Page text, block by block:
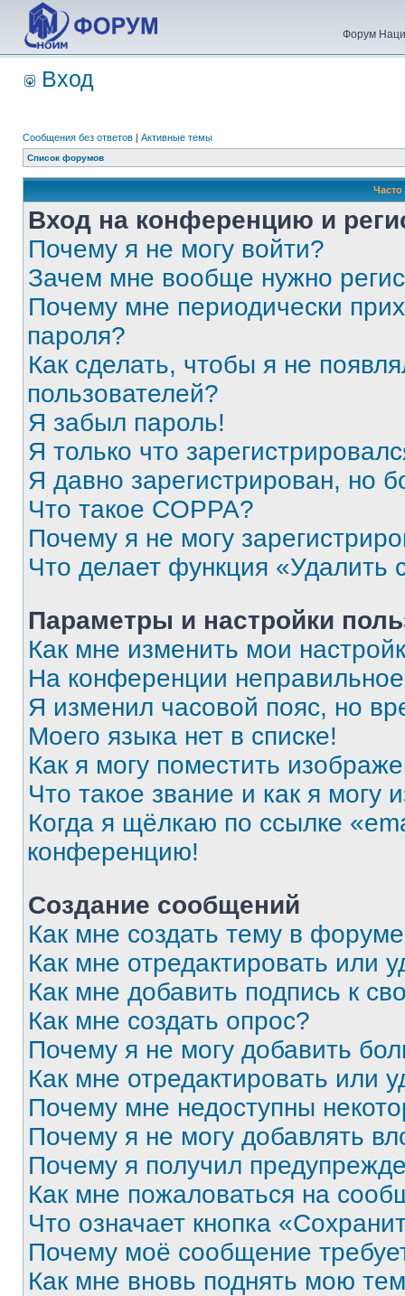
Форум
Вход
Сообщения без ответов | Активные темы
Список форумов
Вход на конференцию и
Почему я не могу войти?
Зачем мне вообще нужно
Почему мне периодически
пароля?
Как сделать, чтобы я не
пользователей?
Я забыл пароль!
Я только что
Я давно зарегистрирован, но
Что такое COPPA?
Почему я не могу
Что делает функция «Удалить
Параметры и настройки
Как мне изменить мои
На конференции
Я изменил часовой пояс, но
Моего языка нет в списке!
Как я могу поместить
Что такое звание и как я могу
Когда я щёлкаю по ссылке
конференцию!
Создание сообщений
Как мне создать тему в
Как мне отредактировать или
Как мне добавить подпись к
Как мне создать опрос?
Почему я не могу добавить
Как мне отредактировать или
Почему мне недоступны
Почему я не могу добавлять
Почему я получил
Как мне пожаловаться на
Что означает кнопка
Почему моё сообщение
Как мне вновь поднять мою